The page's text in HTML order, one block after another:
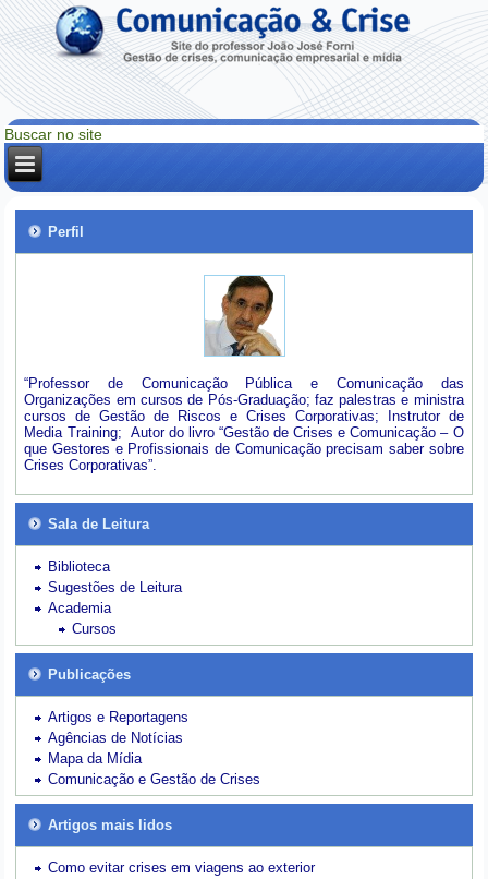
Perfil
“Professor de Comunicação Pública e Comunicação das
Organizações em cursos de Pós-Graduação; faz palestras e ministra
cursos de Gestão de Riscos e Crises Corporativas; Instrutor de
Media Training; Autor do livro “Gestão de Crises e Comunicação – O
que Gestores e Profissionais de Comunicação precisam saber sobre
Crises Corporativas”.
Sala de Leitura
Biblioteca
Sugestões de Leitura
Academia
Cursos
Publicações
Artigos e Reportagens
Agências de Notícias
Mapa da Mídia
Comunicação e Gestão de Crises
Artigos mais lidos
Como evitar crises em viagens ao exterior